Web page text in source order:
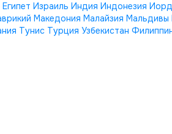
Египет Израиль Индия Индонезия
Македония Малайзия Мальдивы
Тунис Турция Узбекистан